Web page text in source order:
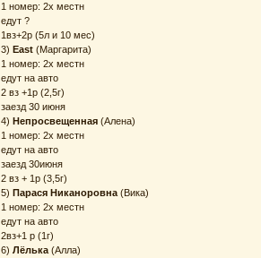
1 номер: 2х местн
едут ?
1вз+2р (5л и 10 мес)
3) East (Маргарита)
1 номер: 2х местн
едут на авто
2 вз +1р (2,5г)
заезд 30 июня
4) Непросвещенная (Алена)
1 номер: 2х местн
едут на авто
заезд 30июня
2 вз + 1р (3,5г)
5) Парася Никаноровна(Вика)
1 номер: 2х местн
едут на авто
2вз+1 р (1г)
6) Лёлька(Алла)